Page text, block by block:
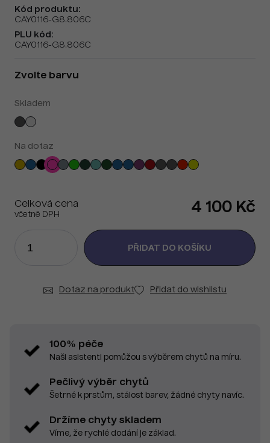
Kód produktu:
CAY0116-G8.806C
PLU kód:
CAY0116-G8.806C
Zvolte barvu
Skladem
Na dotaz
Celková cena
včetně DPH 4 100 Kč
Dotaz na produkt Přidat do wishlistu
100% péče
Naši asistenti pomůžou s výběrem chytů na míru.
Pečlivý výběr chytů
Šetrné k prstům, stálost barev, žádné chyty navíc.
Držíme chyty skladem
Víme, že rychlé dodání je základ.